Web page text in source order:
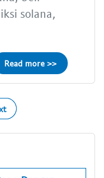
solana,
Read more >>